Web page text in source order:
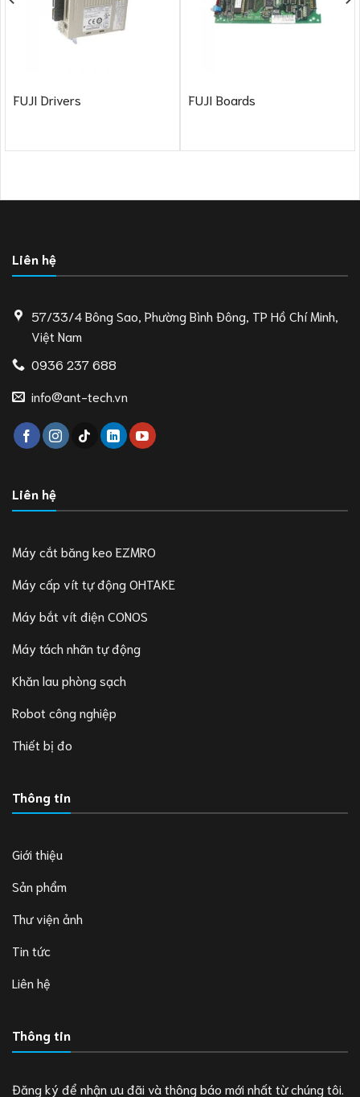
FUJI Drivers FUJI Boards
Liên hệ
57/33/4 Bông Sao, Phường Bình Đông, TP Hồ Chí Minh,
Việt Nam
0936 237 688
info@ant-tech.vn
Liên hệ
Máy cắt băng keo EZMRO
Máy cấp vít tự động OHTAKE
Máy bắt vít điện CONOS
Máy tách nhãn tự động
Khăn lau phòng sạch
Robot công nghiệp
Thiết bị đo
Thông tin
Giới thiệu
Sản phẩm
Thư viện ảnh
Tin tức
Liên hệ
Thông tin
Đăng ký để nhận ưu đãi và thông báo mới nhất từ chúng tôi.